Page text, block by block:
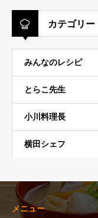
カテゴリー
みんなのレシピ
とらこ先生
小川料理長
横田シェフ
メニュー